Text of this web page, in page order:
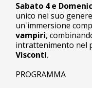
Sabato 4 e
unico nel suo
un'immersione
vampiri,
intrattenimento nel
Visconti.
PROGRAMMA